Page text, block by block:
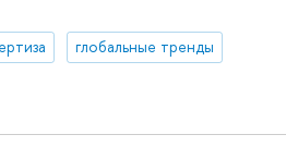
глобальные тренды